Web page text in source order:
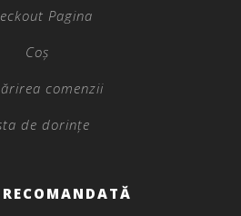
Pagina
Coș
comenzii
de dorințe